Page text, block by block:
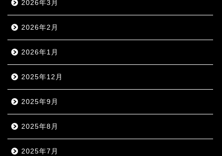
2026年3月
2026年2月
2026年1月
2025年12月
2025年9月
2025年8月
2025年7月